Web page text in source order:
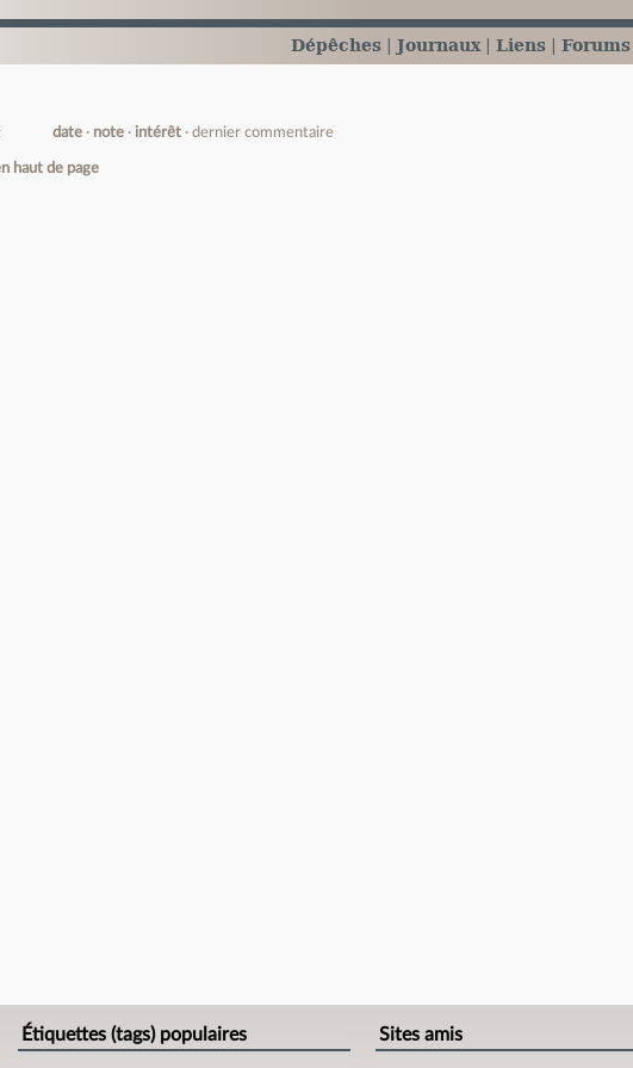
Dépêches Journaux Liens Forums
date note intérêt dernier commentaire
haut de page
Étiquettes (tags) populaires Sites amis